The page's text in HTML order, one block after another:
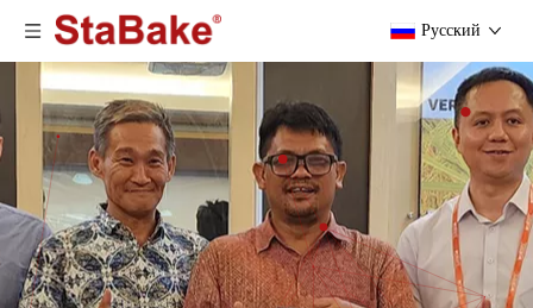
Pусский